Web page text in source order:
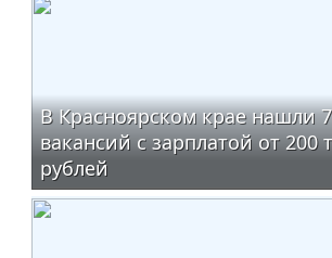
В Красноярском крае нашли
вакансий с зарплатой от 200
рублей